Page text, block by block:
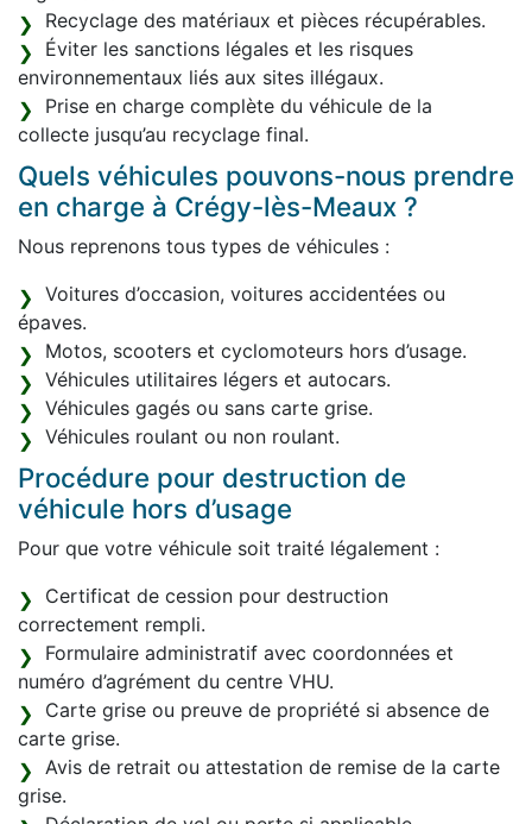
Recyclage des matériaux et pièces récupérables.
Éviter les sanctions légales et les risques
environnementaux liés aux sites illégaux.
Prise en charge complète du véhicule de la
collecte jusqu’au recyclage final.
Quels véhicules pouvons-nous prendre
en charge à Crégy-lès-Meaux ?
Nous reprenons tous types de véhicules :
Voitures d’occasion, voitures accidentées ou
épaves.
Motos, scooters et cyclomoteurs hors d’usage.
Véhicules utilitaires légers et autocars.
Véhicules gagés ou sans carte grise.
Véhicules roulant ou non roulant.
Procédure pour destruction de
véhicule hors d’usage
Pour que votre véhicule soit traité légalement :
Certificat de cession pour destruction
correctement rempli.
Formulaire administratif avec coordonnées et
numéro d’agrément du centre VHU.
Carte grise ou preuve de propriété si absence de
carte grise.
Avis de retrait ou attestation de remise de la carte
grise.